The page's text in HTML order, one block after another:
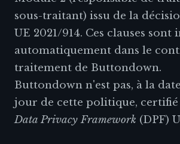
sous-traitant) issu de la
UE 2021/914. Ces clauses sont
automatiquement dans le
traitement de Buttondown.
Buttondown n'est pas, à la
jour de cette politique,
Data Privacy Framework (DPF)